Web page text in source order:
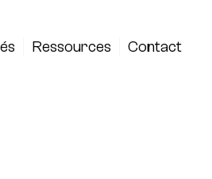
Ressources Contact